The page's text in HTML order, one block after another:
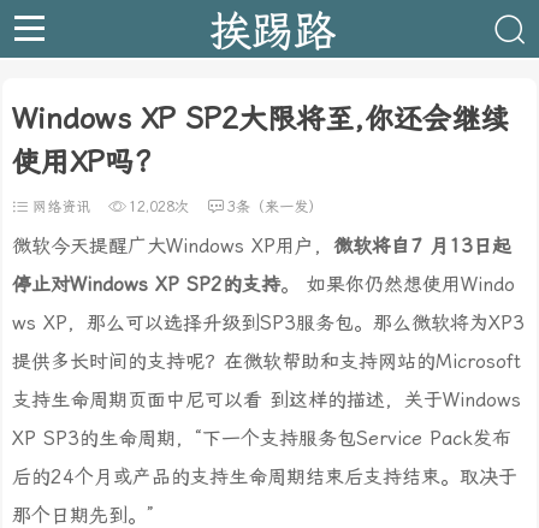
挨踢路
Windows XP SP2大限将至,你还会继续
使用XP吗?
网络资讯 12,028次 3条（来一发）
微软今天提醒广大Windows XP用户，微软将自7 月13日起
停止对Windows XP SP2的支持。 如果你仍然想使用Windo
ws XP，那么可以选择升级到SP3服务包。那么微软将为XP3
提供多长时间的支持呢？在微软帮助和支持网站的Microsoft
支持生命周期页面中尼可以看 到这样的描述，关于Windows
XP SP3的生命周期，“下一个支持服务包Service Pack发布
后的24个月或产品的支持生命周期结束后支持结束。取决于
那个日期先到。”